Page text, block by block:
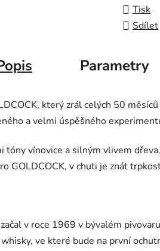
Tisk
Sdílet
Parametry
který zrál celých 50
a velmi úspěšného
tóny vínovice a silným vlivem
GOLDCOCK, v chuti je znát
v roce 1969 v bývalém
ve které bude na první